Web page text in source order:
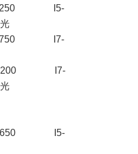
6,250 I5-
背光
6,750 I7-
光
7,200 I7-
背光
★
6,650 I5-